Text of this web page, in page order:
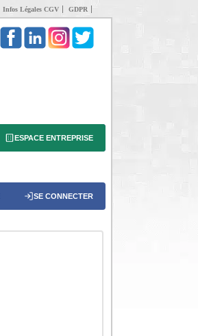
Infos Légales CGV GDPR
ESPACE ENTREPRISE
SE CONNECTER